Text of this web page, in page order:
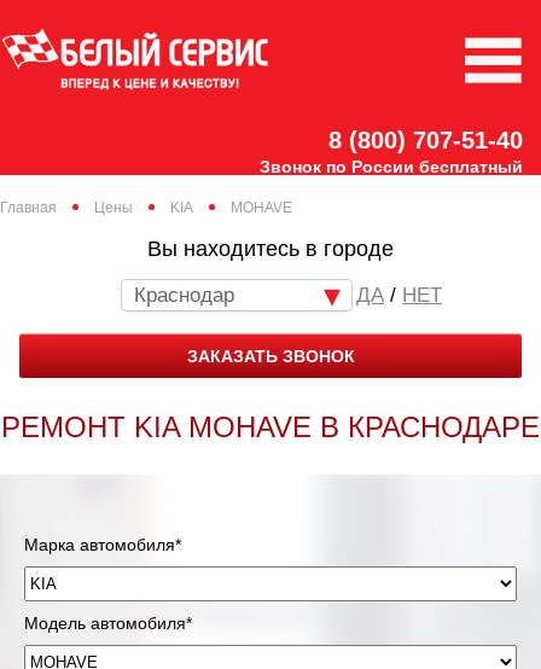
8 (800) 707-51-40
Звонок по России бесплатный
Главная Цены KIA MOHAVE
Вы находитесь в городе
Краснодар / НЕТ
ЗАКАЗАТЬ ЗВОНОК
РЕМОНТ KIA MOHAVE В КРАСНОДАРЕ
Марка автомобиля*
Модель автомобиля*